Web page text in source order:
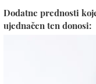
Dodatne prednosti
ujednačen ten donosi: